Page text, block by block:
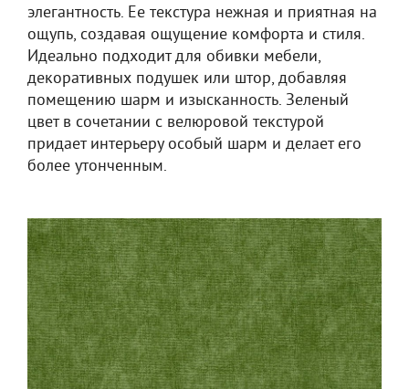
элегантность. Ее текстура нежная и приятная на
ощупь, создавая ощущение комфорта и стиля.
Идеально подходит для обивки мебели,
декоративных подушек или штор, добавляя
помещению шарм и изысканность. Зеленый
цвет в сочетании с велюровой текстурой
придает интерьеру особый шарм и делает его
более утонченным.